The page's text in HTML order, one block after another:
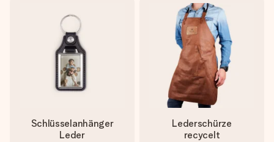
Schlüsselanhänger
Leder
Lederschürze
recycelt